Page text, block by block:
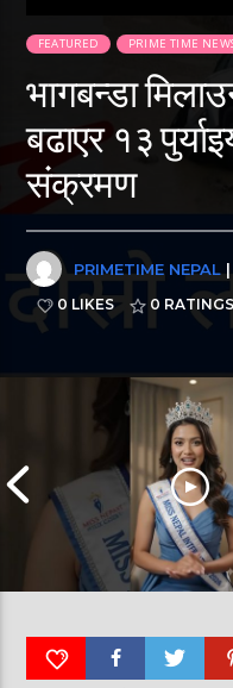
FEATURED PRIME TIME
भागबन्डा
बढाएर १३
संक्रमण
PRIMETIME NEPAL
0 LIKES
0 RATINGS